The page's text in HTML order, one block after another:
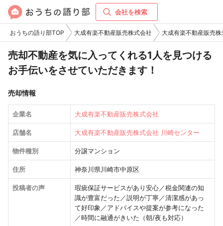
会社を検索
おうちの語り部TOP 大成有楽不動産販売株式会社 大成有楽不動産販売
売却不動産を気に入ってくれる1人を見つける
お手伝いをさせていただきます！
売却情報
企業名 大成有楽不動産販売株式会社
店舗名 大成有楽不動産販売株式会社 川崎センター
物件種別 分譲マンション
住所 神奈川県川崎市中原区
投稿者の声
瑕疵保証サービスがあり安心／税金関連の知
識が豊富だった／説明が丁寧／清潔感があっ
て好印象／アドバイスや提案が参考になった
／時間に融通がきいた（朝/夜も対応）